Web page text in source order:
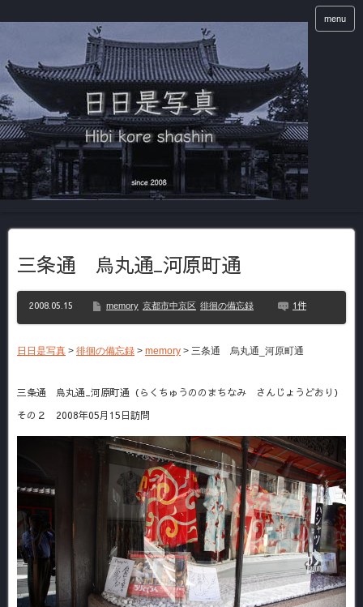
menu
三条通 烏丸通_河原町通
2008.05.15 memory 京都市中京区 徘徊の備忘録 1件
日日是写真 > 徘徊の備忘録 > memory > 三条通 烏丸通_河原町通
三条通 烏丸通_河原町通（らくちゅうののまちなみ さんじょうどおり）
その２ 2008年05月15日訪問